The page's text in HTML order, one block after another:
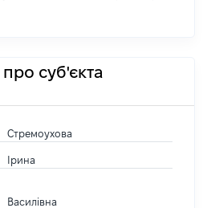
суб'єкта
Стремоухова
Ірина
Василівна